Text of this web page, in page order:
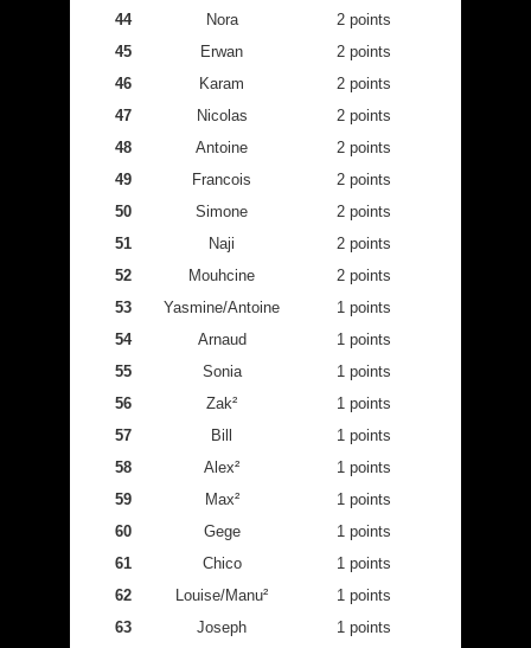
44
Nora
2 points
45
Erwan
2 points
46
Karam
2 points
47
Nicolas
2 points
48
Antoine
2 points
49
Francois
2 points
50
Simone
2 points
51
Naji
2 points
52
Mouhcine
2 points
53
Yasmine/Antoine
1 points
54
Arnaud
1 points
55
Sonia
1 points
56
Zak²
1 points
57
Bill
1 points
58
Alex²
1 points
59
Max²
1 points
60
Gege
1 points
61
Chico
1 points
62
Louise/Manu²
1 points
63
Joseph
1 points